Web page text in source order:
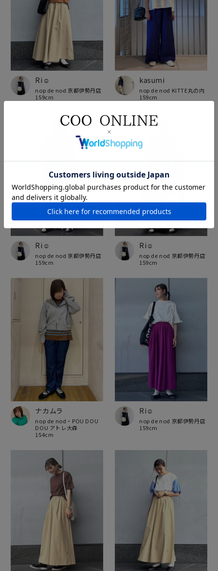
Ri☺︎
nop de nod 京都伊勢丹店
159cm
kasumi
nop de nod KITTE丸の内
159cm
Ri☺︎
nop de nod 京都伊勢丹店
159cm
Ri☺︎
nop de nod 京都伊勢丹店
159cm
ナカムラ
nop de nod・POU DOU
DOU アトレ大森
154cm
Ri☺︎
nop de nod 京都伊勢丹店
159cm